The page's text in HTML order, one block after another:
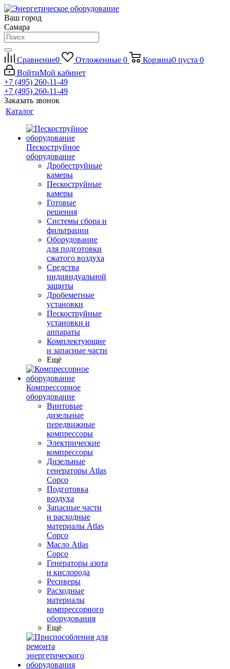
Ваш город
Самара
Сравнение0 Отложенные 0 Корзина0 пуста 0
ВойтиМой кабинет
+7 (495) 260-11-49
+7 (495) 260-11-49
Заказать звонок
Каталог
Пескоструйное
оборудование
Дробеструйные
камеры
Пескоструйные
камеры
Готовые
решения
Системы сбора и
фильтрации
Оборудование
для подготовки
сжатого воздуха
Средства
индивидуальной
защиты
Дробеметные
установки
Пескоструйные
установки и
аппараты
Комплектующие
и запасные части
Ещё
Компрессорное
оборудование
Винтовые
дизельные
передвижные
компрессоры
Электрические
компрессоры
Дизельные
генераторы Atlas
Copco
Подготовка
воздуха
Запасные части
и расходные
материалы Atlas
Copco
Масло Atlas
Copco
Генераторы азота
и кислорода
Ресиверы
Расходные
материалы
компрессорного
оборудования
Ещё